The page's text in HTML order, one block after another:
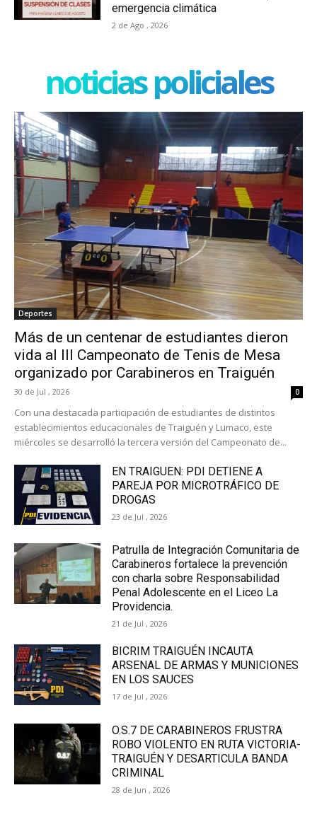
emergencia climática
2 de Ago , 2026
noticias policiales
Deportes
Más de un centenar de estudiantes dieron
vida al III Campeonato de Tenis de Mesa
organizado por Carabineros en Traiguén
30 de Jul , 2026 0
Con una destacada participación de estudiantes de distintos
establecimientos educacionales de Traiguén y Lumaco, este
miércoles se desarrolló la tercera versión del Campeonato de...
EN TRAIGUEN: PDI DETIENE A
PAREJA POR MICROTRÁFICO DE
DROGAS
23 de Jul , 2026
Patrulla de Integración Comunitaria de
Carabineros fortalece la prevención
con charla sobre Responsabilidad
Penal Adolescente en el Liceo La
Providencia.
21 de Jul , 2026
BICRIM TRAIGUÉN INCAUTA
ARSENAL DE ARMAS Y MUNICIONES
EN LOS SAUCES
17 de Jul , 2026
O.S.7 DE CARABINEROS FRUSTRA
ROBO VIOLENTO EN RUTA VICTORIA-
TRAIGUÉN Y DESARTICULA BANDA
CRIMINAL
28 de Jun , 2026